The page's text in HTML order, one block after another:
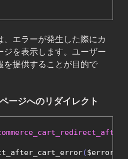
、エラーが発生した際にカ
ジを表示します。ユーザー
を提供することが目的で
ージへのリダイレクト
($error